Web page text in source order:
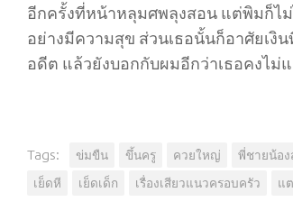
อีกครั้งที่หน้าหลุมศพลุงสอน แต่พิมก็ไ
อย่างมีความสุข ส่วนเธอนั้นก็อาศัยเงิ
อดีต แล้วยังบอกกับผมอีกว่าเธอคงไม่
Tags: ข่มขืน ขึ้นครู ควยใหญ่ พี่ชายน้อง
เย็ดหี
เย็ดเด็ก เรื่องเสียวแนวครอบครัว แ